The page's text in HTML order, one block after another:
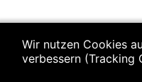
Wir nutzen Cookies
verbessern (Tracking